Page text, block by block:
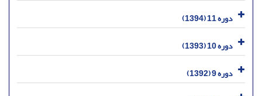
دوره 11 (1394)
دوره 10 (1393)
دوره 9 (1392)